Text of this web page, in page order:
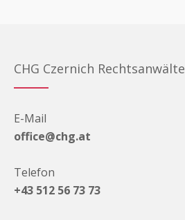
CHG Czernich Rechtsanwälte
E-Mail
office@chg.at
Telefon
+43 512 56 73 73